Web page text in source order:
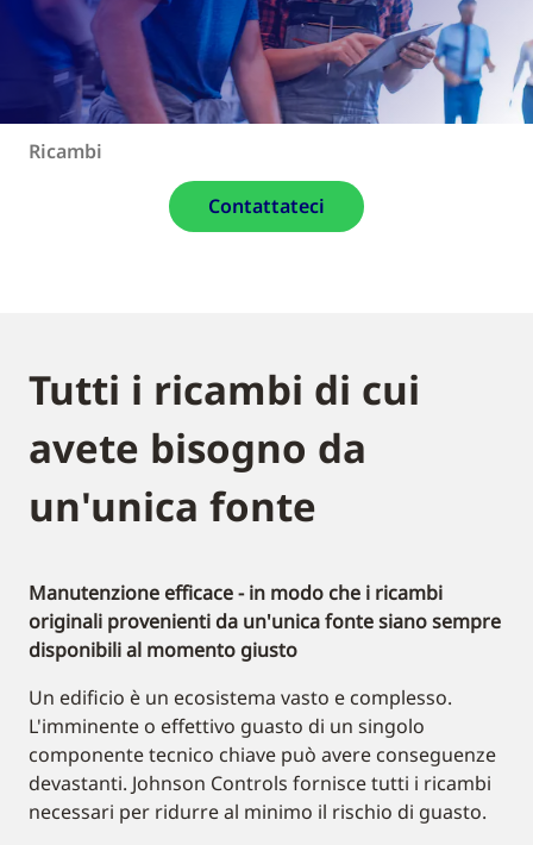
Ricambi
Contattateci
Tutti i ricambi di cui
avete bisogno da
un'unica fonte
Manutenzione efficace - in modo che i ricambi
originali provenienti da un'unica fonte siano sempre
disponibili al momento giusto
Un edificio è un ecosistema vasto e complesso.
L'imminente o effettivo guasto di un singolo
componente tecnico chiave può avere conseguenze
devastanti. Johnson Controls fornisce tutti i ricambi
necessari per ridurre al minimo il rischio di guasto.